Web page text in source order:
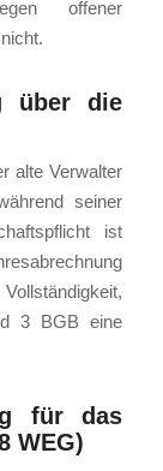
offener
über die
alte Verwalter
seiner
ist
3 BGB eine
für das
WEG)